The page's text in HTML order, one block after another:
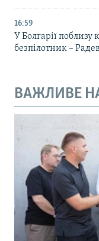
16:59
У Болгарії
безпілотник – Радев
ВАЖЛИВЕ